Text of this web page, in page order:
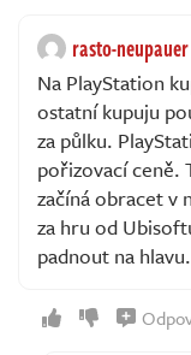
rasto-neupauer
Na PlayStation
ostatní kupuju
za půlku.
pořizovací ceně.
začíná obracet v
za hru od
padnout na